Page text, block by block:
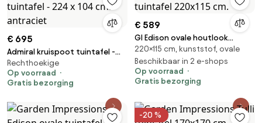
€ 695
Admiral kruispoot tuintafel -
224 x 104 cm. - antraciet
Rechthoekige
Op voorraad
Gratis bezorging
€ 589
GI Edison ovale houtlook
tuintafel 220x115 cm.
220×115 cm, kunststof, ovale
Beschikbaar in 2 e-shops
Op voorraad
Gratis bezorging
-20 %